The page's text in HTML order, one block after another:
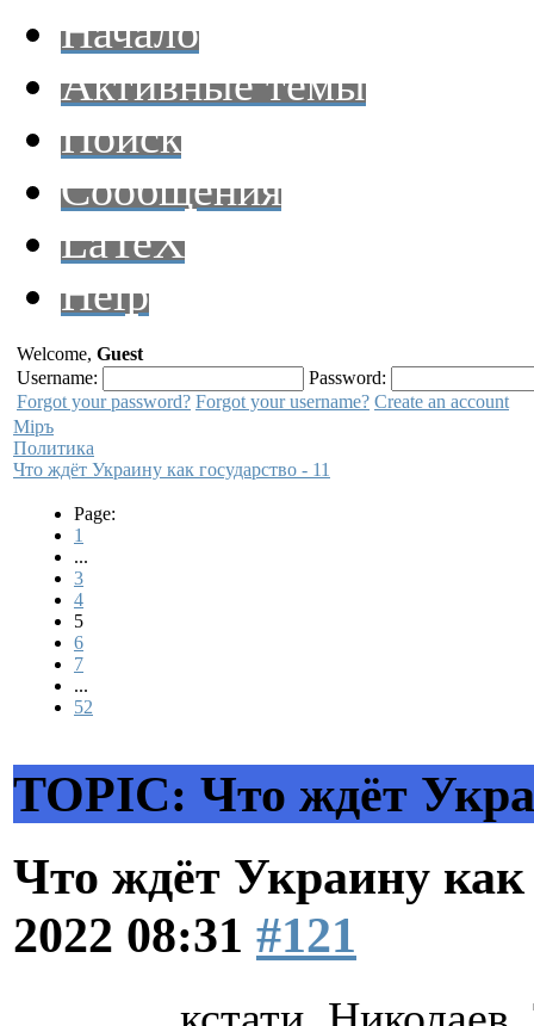
Начало
Активные темы
Поиск
Сообщения
LaTeX
Help
Welcome, Guest
Username:
Password:
Forgot your password? Forgot your username? Create an account
Мiръ
Политика
Что ждёт Украину как государство - 11
Page:
1
...
3
4
5
6
7
...
52
TOPIC: Что ждёт
Что ждёт Украину как
2022 08:31 #121